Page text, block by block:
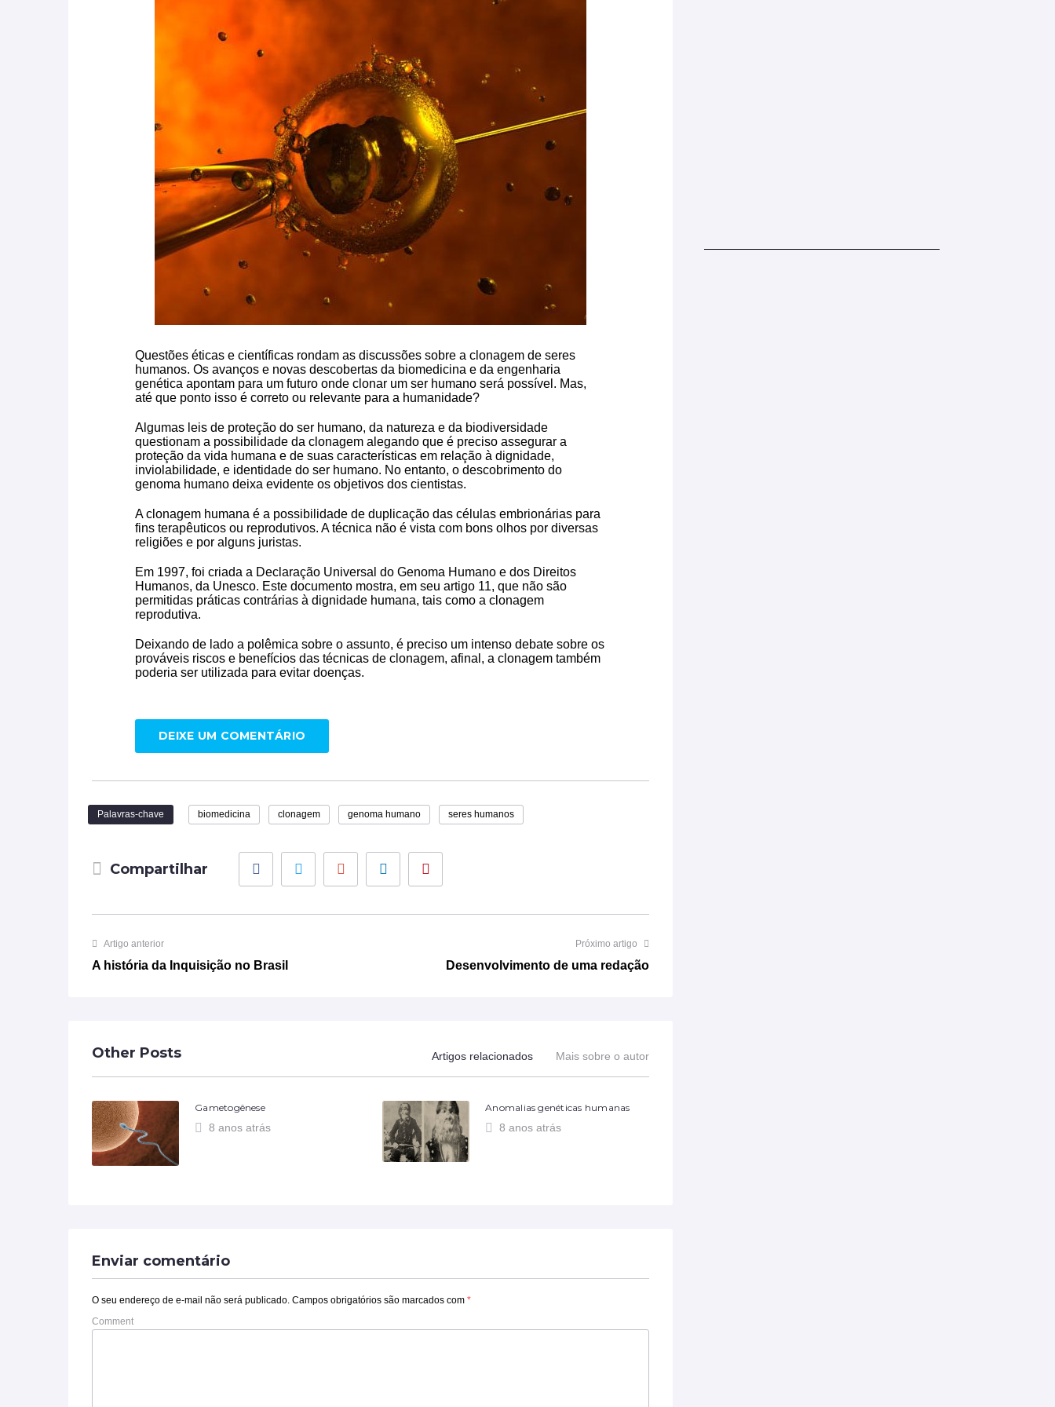
Questões éticas e científicas rondam as discussões sobre a clonagem de seres
humanos. Os avanços e novas descobertas da biomedicina e da engenharia
genética apontam para um futuro onde clonar um ser humano será possível. Mas,
até que ponto isso é correto ou relevante para a humanidade?
Algumas leis de proteção do ser humano, da natureza e da biodiversidade
questionam a possibilidade da clonagem alegando que é preciso assegurar a
proteção da vida humana e de suas características em relação à dignidade,
inviolabilidade, e identidade do ser humano. No entanto, o descobrimento do
genoma humano deixa evidente os objetivos dos cientistas.
A clonagem humana é a possibilidade de duplicação das células embrionárias para
fins terapêuticos ou reprodutivos. A técnica não é vista com bons olhos por diversas
religiões e por alguns juristas.
Em 1997, foi criada a Declaração Universal do Genoma Humano e dos Direitos
Humanos, da Unesco. Este documento mostra, em seu artigo 11, que não são
permitidas práticas contrárias à dignidade humana, tais como a clonagem
reprodutiva.
Deixando de lado a polêmica sobre o assunto, é preciso um intenso debate sobre os
prováveis riscos e benefícios das técnicas de clonagem, afinal, a clonagem também
poderia ser utilizada para evitar doenças.
DEIXE UM COMENTÁRIO
Palavras-chave biomedicina clonagem genoma humano seres humanos
Compartilhar
FacebookTwitter Google+ LinkedIn
Artigo anterior
A história da Inquisição no Brasil
Próximo artigo
Desenvolvimento de uma redação
Other Posts Artigos relacionados Mais sobre o autor
Gametogênese
8 anos atrás
Anomalias genéticas humanas
8 anos atrás
Enviar comentário
O seu endereço de e-mail não será publicado. Campos obrigatórios são marcados com *
Comment